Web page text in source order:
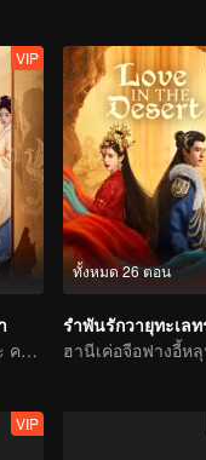
VIP
คำลวงง่ายแยกแยะ ความจริงใจยากร้องขอ
ทั้งหมด 26 ตอน
รำพันรักวายุทะเล
VIP